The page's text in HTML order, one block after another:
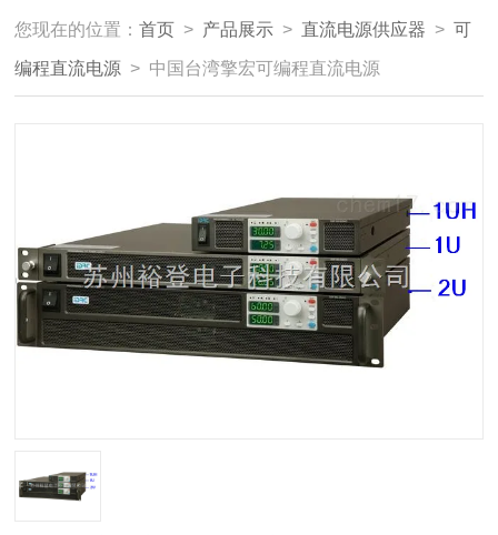
您现在的位置：首页 > 产品展示 > 直流电源供应器 >可
编程直流电源 > 中国台湾擎宏可编程直流电源